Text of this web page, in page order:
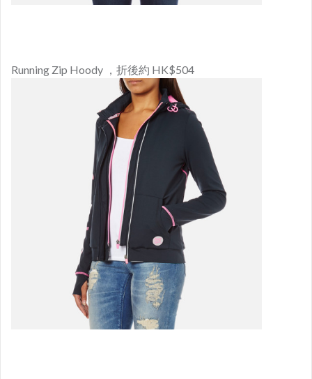
Running Zip Hoody ，折後約 HK$504